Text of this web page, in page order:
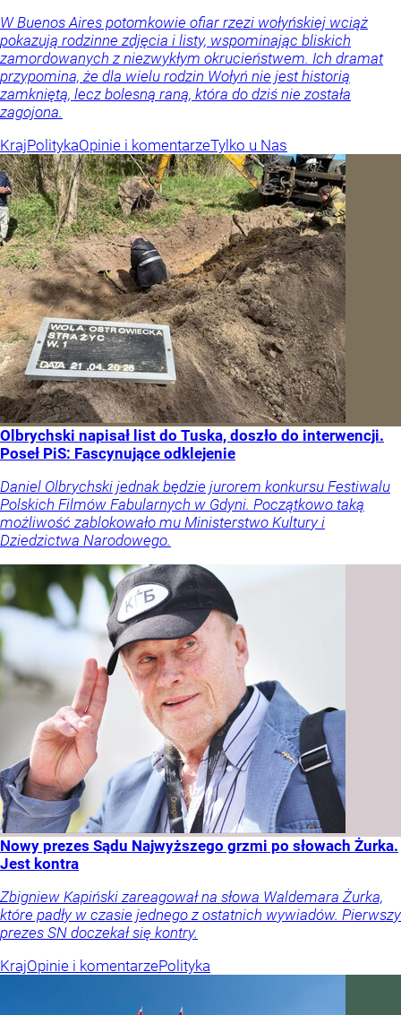
W Buenos Aires potomkowie ofiar rzezi wołyńskiej wciąż
pokazują rodzinne zdjęcia i listy, wspominając bliskich
zamordowanych z niezwykłym okrucieństwem. Ich dramat
przypomina, że dla wielu rodzin Wołyń nie jest historią
zamkniętą, lecz bolesną raną, która do dziś nie została
zagojona.
KrajPolitykaOpinie i komentarzeTylko u Nas
Olbrychski napisał list do Tuska, doszło do interwencji.
Poseł PiS: Fascynujące odklejenie
Daniel Olbrychski jednak będzie jurorem konkursu Festiwalu
Polskich Filmów Fabularnych w Gdyni. Początkowo taką
możliwość zablokowało mu Ministerstwo Kultury i
Dziedzictwa Narodowego.
Nowy prezes Sądu Najwyższego grzmi po słowach Żurka.
Jest kontra
Zbigniew Kapiński zareagował na słowa Waldemara Żurka,
które padły w czasie jednego z ostatnich wywiadów. Pierwszy
prezes SN doczekał się kontry.
KrajOpinie i komentarzePolityka